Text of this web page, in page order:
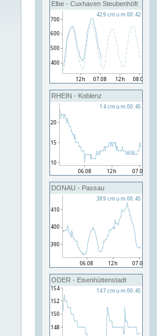
Elbe - Cuxhaven Steubenhöft
RHEIN - Koblenz
DONAU - Passau
ODER - Eisenhüttenstadt